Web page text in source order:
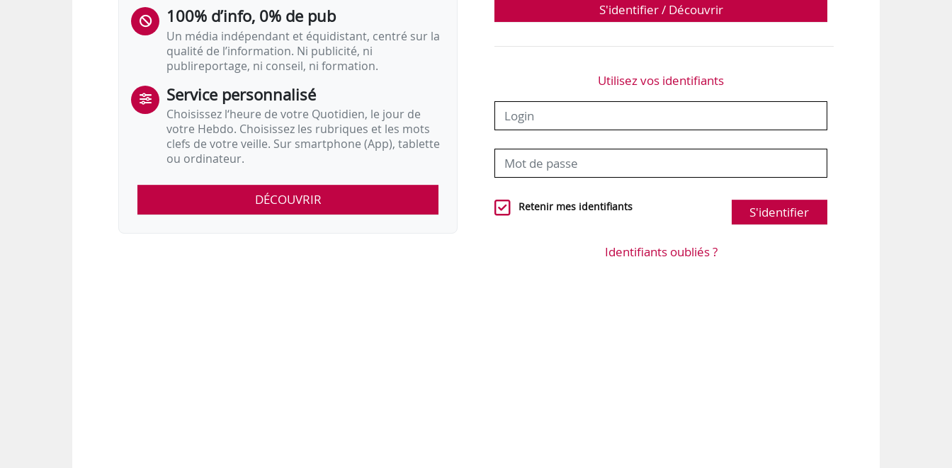
100% d’info, 0% de pub
Un média indépendant et équidistant, centré sur la
qualité de l’information. Ni publicité, ni
publireportage, ni conseil, ni formation.
Service personnalisé
Choisissez l‘heure de votre Quotidien, le jour de
votre Hebdo. Choisissez les rubriques et les mots
clefs de votre veille. Sur smartphone (App), tablette
ou ordinateur.
DÉCOUVRIR
S'identifier / Découvrir
Utilisez vos identifiants
Retenir mes identifiants S'identifier
Identifiants oubliés ?